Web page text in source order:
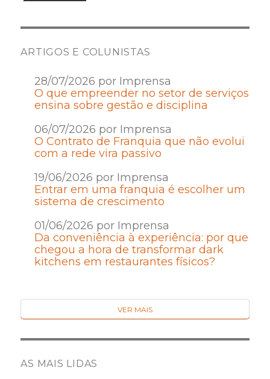
ARTIGOS E COLUNISTAS
28/07/2026 por Imprensa
O que empreender no setor de serviços
ensina sobre gestão e disciplina
06/07/2026 por Imprensa
O Contrato de Franquia que não evolui
com a rede vira passivo
19/06/2026 por Imprensa
Entrar em uma franquia é escolher um
sistema de crescimento
01/06/2026 por Imprensa
Da conveniência à experiência: por que
chegou a hora de transformar dark
kitchens em restaurantes físicos?
VER MAIS
AS MAIS LIDAS